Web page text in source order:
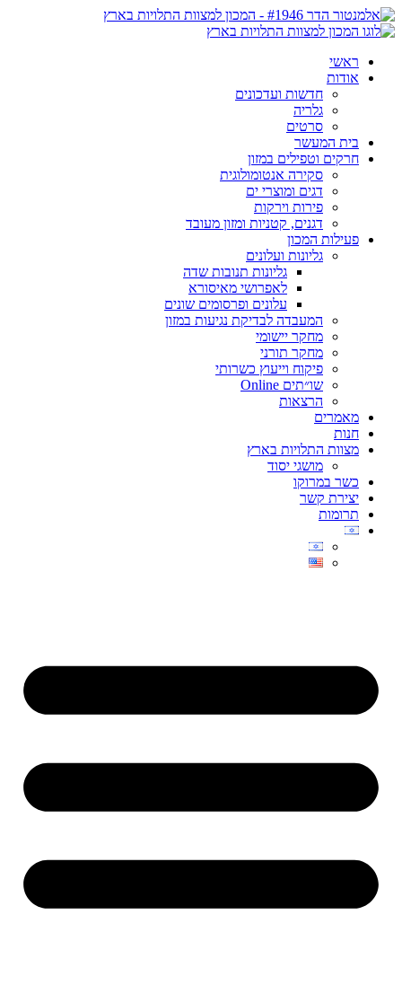
ראשי
אודות
חדשות ועדכונים
גלריה
סרטים
בית המעשר
חרקים וטפילים במזון
סקירה אנטומולוגית
דגים ומוצרי ים
פירות וירקות
דגנים, קטניות ומזון מעובד
פעילות המכון
גליונות ועלונים
גליונות תנובות שדה
לאפרושי מאיסורא
עלונים ופרסומים שונים
המעבדה לבדיקת נגיעות במזון
מחקר יישומי
מחקר תורני
פיקוח וייעוץ כשרותי
שו״תים Online
הרצאות
מאמרים
חנות
מצוות התלויות בארץ
מושגי יסוד
כשר במרוקו
יצירת קשר
תרומות